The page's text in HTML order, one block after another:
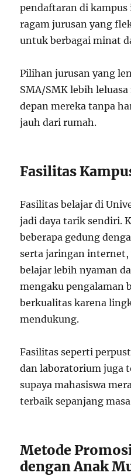
pendaftaran di
ragam jurusan yang
untuk berbagai minat
Pilihan jurusan yang
SMA/SMK lebih
depan mereka tanpa
jauh dari rumah.
Fasilitas
Fasilitas belajar di
jadi daya tarik sendiri.
beberapa gedung
serta jaringan internet,
belajar lebih nyaman
mengaku pengalaman
berkualitas karena
mendukung.
Fasilitas seperti
dan laboratorium juga
supaya mahasiswa
terbaik sepanjang
Metode
dengan Anak